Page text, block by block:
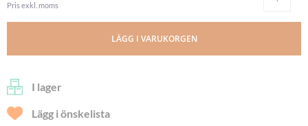
Pris exkl. moms
LÄGG I VARUKORGEN
I lager
Lägg i önskelista
images